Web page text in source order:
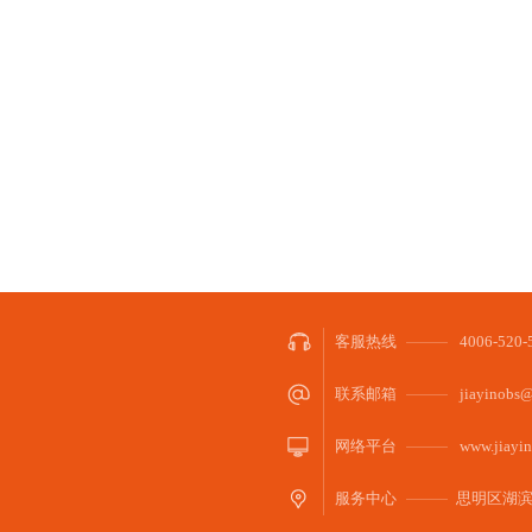
客服热线 4006-
联系邮箱
网络平台
服务中心 思明区湖